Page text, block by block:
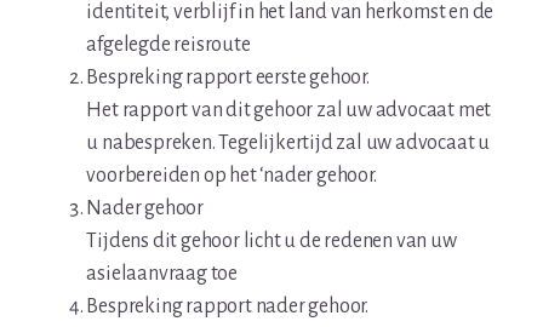
identiteit, verblijf in het land van herkomst en de
afgelegde reisroute
Bespreking rapport eerste gehoor.
Het rapport van dit gehoor zal uw advocaat met
u nabespreken. Tegelijkertijd zal uw advocaat u
voorbereiden op het ‘nader gehoor.
Nader gehoor
Tijdens dit gehoor licht u de redenen van uw
asielaanvraag toe
Bespreking rapport nader gehoor.